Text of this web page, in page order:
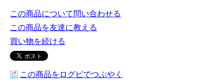
この商品について問い合わせる
この商品を友達に教える
買い物を続ける
この商品をログピでつぶやく